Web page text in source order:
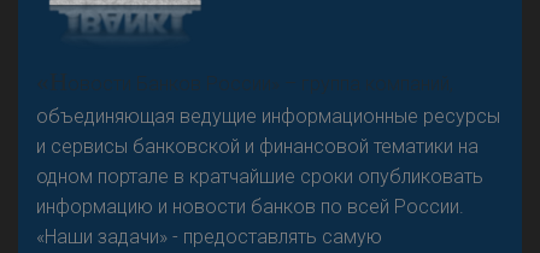
«Н
овости Банков России» – группа компаний,
объединяющая ведущие информационные ресурсы
и сервисы банковской и финансовой тематики на
одном портале в кратчайшие сроки опубликовать
информацию и новости банков по всей России.
«Наши задачи» - предоставлять самую